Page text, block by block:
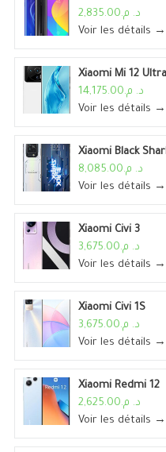
د. م.2,835.00
Voir les détails →
Xiaomi Mi 12 Ultra
د. م.14,175.00
Voir les détails →
Xiaomi Black
د. م.8,085.00
Voir les détails →
Xiaomi Civi 3
د. م.3,675.00
Voir les détails →
Xiaomi Civi 1S
د. م.3,675.00
Voir les détails →
Xiaomi Redmi 12
د. م.2,625.00
Voir les détails →